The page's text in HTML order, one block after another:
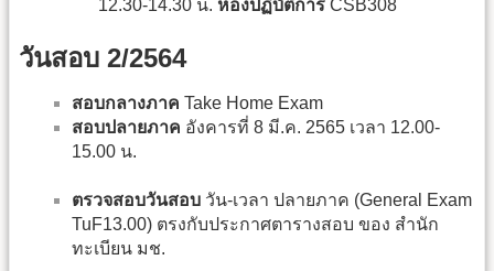
12.30-14.30 น. ห้องปฏิบัติการ CSB308
วันสอบ 2/2564
สอบกลางภาค Take Home Exam
สอบปลายภาค อังคารที่ 8 มี.ค. 2565 เวลา 12.00-
15.00 น.
ตรวจสอบวันสอบ วัน-เวลา ปลายภาค (General Exam
TuF13.00) ตรงกับประกาศตารางสอบ ของ สำนัก
ทะเบียน มช.